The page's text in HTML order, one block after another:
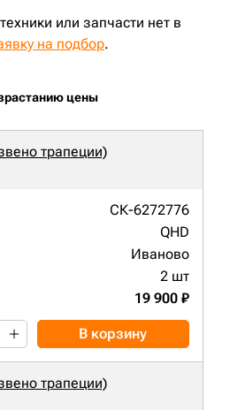
или запчасти нет в
на подбор.
цены
трапеции)
СК-6272776
QHD
Иваново
2 шт
19 900 ₽
В корзину
трапеции)